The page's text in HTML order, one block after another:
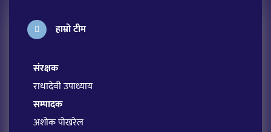
हाम्रो टीम
संरक्षक
राधादेवी उपाध्याय
सम्पादक
अशोक पोखरेल